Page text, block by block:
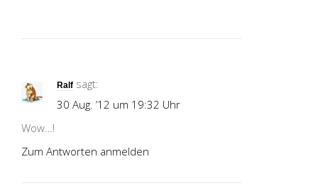
Ralf sagt:
30 Aug. ’12 um 19:32 Uhr
Wow…!
Zum Antworten anmelden